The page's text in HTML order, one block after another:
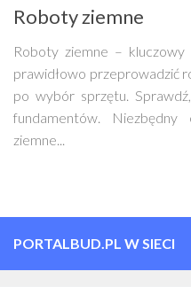
Roboty ziemne
Roboty ziemne –
prawidłowo przeprowadzić
po wybór sprzętu.
fundamentów.
ziemne...
PORTALBUD.PL W SIECI